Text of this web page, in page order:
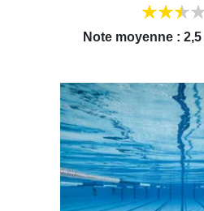
Note moyenne :